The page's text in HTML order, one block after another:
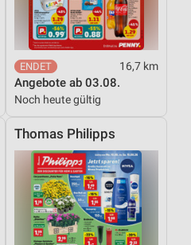
16,7 km
Angebote ab 03.08.
Noch heute gültig
Thomas Philipps